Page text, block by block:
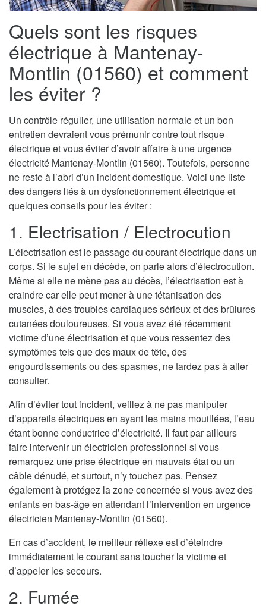
Quels sont les risques
électrique à Mantenay-
Montlin (01560) et comment
les éviter ?
Un contrôle régulier, une utilisation normale et un bon
entretien devraient vous prémunir contre tout risque
électrique et vous éviter d’avoir affaire à une urgence
électricité Mantenay-Montlin (01560). Toutefois, personne
ne reste à l’abri d’un incident domestique. Voici une liste
des dangers liés à un dysfonctionnement électrique et
quelques conseils pour les éviter :
1. Electrisation / Electrocution
L’électrisation est le passage du courant électrique dans un
corps. Si le sujet en décède, on parle alors d’électrocution.
Même si elle ne mène pas au décès, l’électrisation est à
craindre car elle peut mener à une tétanisation des
muscles, à des troubles cardiaques sérieux et des brûlures
cutanées douloureuses. Si vous avez été récemment
victime d’une électrisation et que vous ressentez des
symptômes tels que des maux de tête, des
engourdissements ou des spasmes, ne tardez pas à aller
consulter.
Afin d’éviter tout incident, veillez à ne pas manipuler
d’appareils électriques en ayant les mains mouillées, l’eau
étant bonne conductrice d’électricité. Il faut par ailleurs
faire intervenir un électricien professionnel si vous
remarquez une prise électrique en mauvais état ou un
câble dénudé, et surtout, n’y touchez pas. Pensez
également à protégez la zone concernée si vous avez des
enfants en bas-âge en attendant l’intervention en urgence
électricien Mantenay-Montlin (01560).
En cas d’accident, le meilleur réflexe est d’éteindre
immédiatement le courant sans toucher la victime et
d’appeler les secours.
2. Fumée